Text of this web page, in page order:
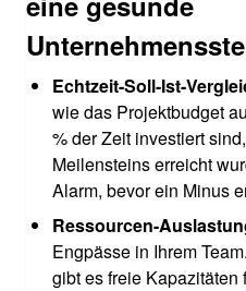
Echtzeit-Soll-Ist-
wie das Projektbudget
% der Zeit investiert
Meilensteins erreicht
Alarm, bevor ein Minus
Ressourcen-
Engpässe in Ihrem
gibt es freie Kapazitäten